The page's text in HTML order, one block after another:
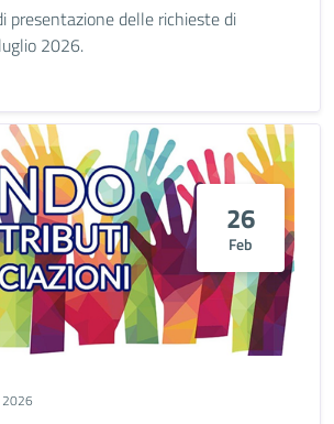
presentazione delle richieste di
2026.
26
Feb
2026